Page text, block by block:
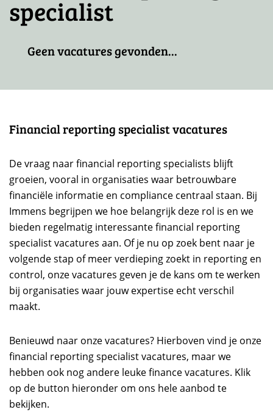
specialist
Geen vacatures gevonden...
Financial reporting specialist vacatures
De vraag naar financial reporting specialists blijft
groeien, vooral in organisaties waar betrouwbare
financiële informatie en compliance centraal staan. Bij
Immens begrijpen we hoe belangrijk deze rol is en we
bieden regelmatig interessante financial reporting
specialist vacatures aan. Of je nu op zoek bent naar je
volgende stap of meer verdieping zoekt in reporting en
control, onze vacatures geven je de kans om te werken
bij organisaties waar jouw expertise echt verschil
maakt.
Benieuwd naar onze vacatures? Hierboven vind je onze
financial reporting specialist vacatures, maar we
hebben ook nog andere leuke finance vacatures. Klik
op de button hieronder om ons hele aanbod te
bekijken.